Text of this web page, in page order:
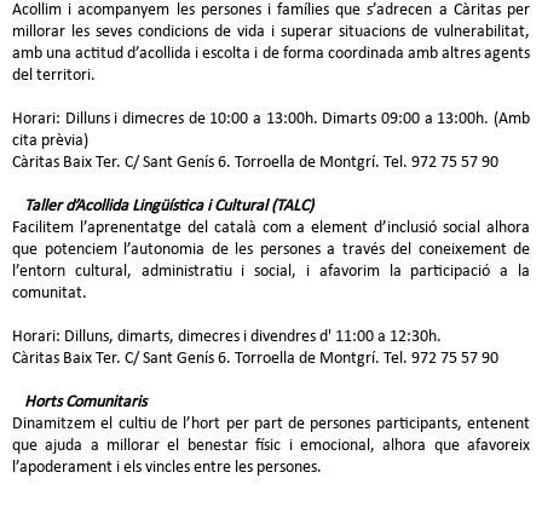
Acollim i acompanyem les persones i famílies que s’adrecen a Càritas per
millorar les seves condicions de vida i superar situacions de vulnerabilitat,
amb una actitud d’acollida i escolta i de forma coordinada amb altres agents
del territori.
Horari: Dilluns i dimecres de 10:00 a 13:00h. Dimarts 09:00 a 13:00h. (Amb
cita prèvia)
Càritas Baix Ter. C/ Sant Genís 6. Torroella de Montgrí. Tel. 972 75 57 90
Taller d’Acollida Lingüística i Cultural (TALC)
Facilitem l’aprenentatge del català com a element d’inclusió social alhora
que potenciem l’autonomia de les persones a través del coneixement de
l’entorn cultural, administratiu i social, i afavorim la participació a la
comunitat.
Horari: Dilluns, dimarts, dimecres i divendres d' 11:00 a 12:30h.
Càritas Baix Ter. C/ Sant Genís 6. Torroella de Montgrí. Tel. 972 75 57 90
Horts Comunitaris
Dinamitzem el cultiu de l’hort per part de persones participants, entenent
que ajuda a millorar el benestar físic i emocional, alhora que afavoreix
l’apoderament i els vincles entre les persones.